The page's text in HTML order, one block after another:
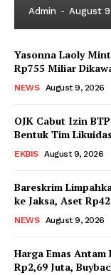
Admin - August
Yasonna Laoly
Rp755 Miliar
NEWS August 9, 2026
OJK Cabut Izin
Bentuk Tim
EKBIS August 9, 2026
Bareskrim
ke Jaksa, Aset
NEWS August 9, 2026
Harga Emas
Rp2,69 Juta,